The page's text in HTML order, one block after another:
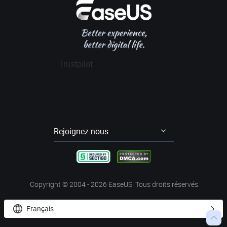

Gestion de partition
Sauvegarde & Restauration
Data Recovery Wizard for Mac Pro
Trustpilot
Rejoignez-nous
  
Copyright ©2004 - 2026 EaseUS. Tous droits réservés.
 Français 